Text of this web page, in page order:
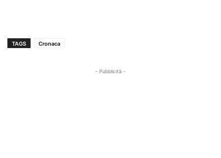
TAGS Cronaca
- Pubblicità -